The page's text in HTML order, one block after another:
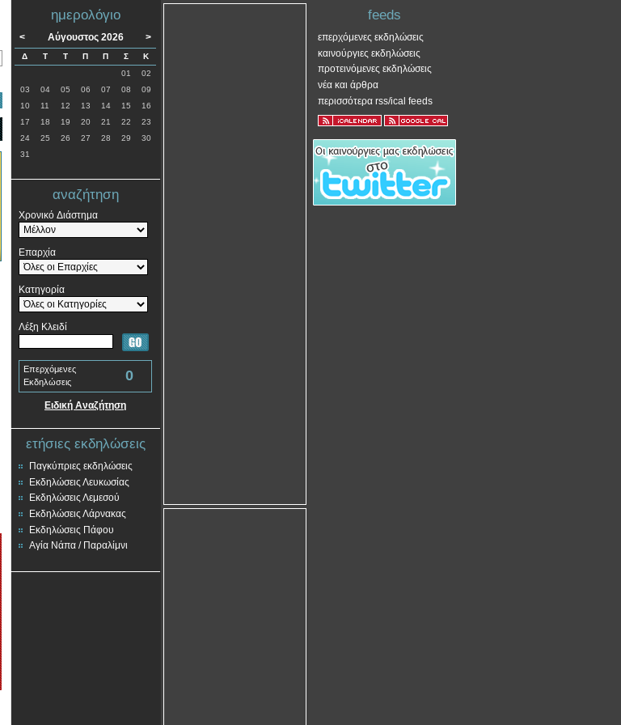
ημερολόγιο
< Αύγουστος 2026 >
Δ Τ Τ Π Π Σ
Κ
01
02
03
04 05 06 07 08
09
10
11 12 13 14 15
16
17
18 19 20 21 22
23
24
25 26 27 28 29
30
31
αναζήτηση
Χρονικό Διάστημα
Επαρχία
Κατηγορία
Λέξη Κλειδί
Επερχόμενες
Εκδηλώσεις
0
Ειδική Αναζήτηση
ετήσιες εκδηλώσεις
Παγκύπριες εκδηλώσεις
Εκδηλώσεις Λευκωσίας
Εκδηλώσεις Λεμεσού
Εκδηλώσεις Λάρνακας
Εκδηλώσεις Πάφου
Αγία Νάπα / Παραλίμνι
feeds
επερχόμενες εκδηλώσεις
καινούργιες εκδηλώσεις
προτεινόμενες εκδηλώσεις
νέα και άρθρα
περισσότερα rss/ical feeds